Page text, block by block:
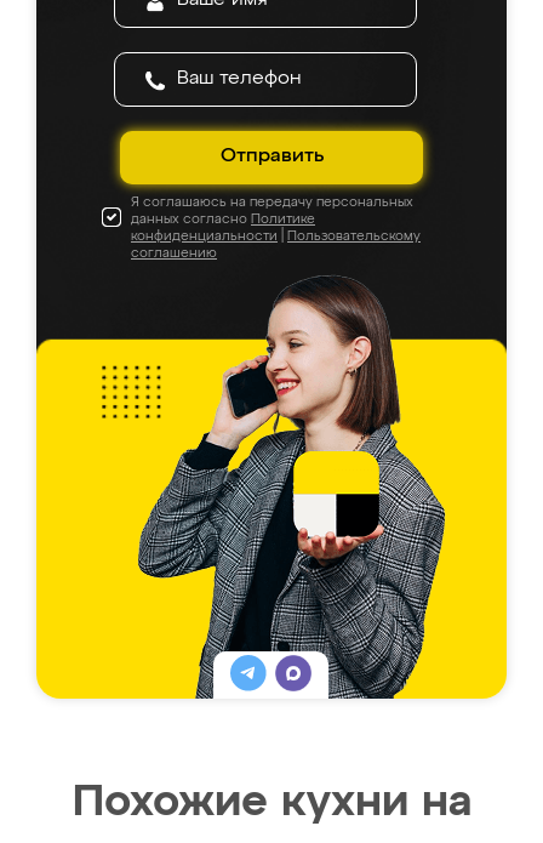
Отправить
Я соглашаюсь на передачу персональных
данных согласно Политике
конфиденциальности
Пользовательскому
соглашению
Похожие кухни на